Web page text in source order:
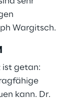
Wargitsch.
ist getan:
kann. Dr.